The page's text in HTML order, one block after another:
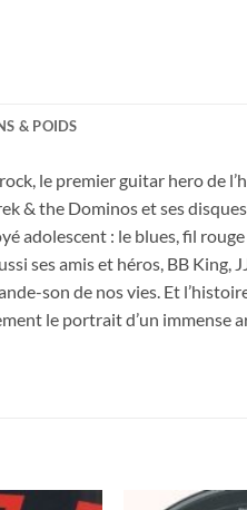
& POIDS
le premier guitar hero de
& the Dominos et ses
adolescent : le blues, fil
ses amis et héros, BB
son de nos vies. Et
le portrait d’un immense